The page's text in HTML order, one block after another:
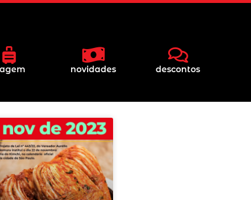
novidades descontos